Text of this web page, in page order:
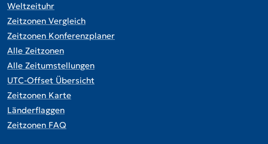
Weltzeituhr
Zeitzonen Vergleich
Zeitzonen Konferenzplaner
Alle Zeitzonen
Alle Zeitumstellungen
UTC-Offset Übersicht
Zeitzonen Karte
Länderflaggen
Zeitzonen FAQ